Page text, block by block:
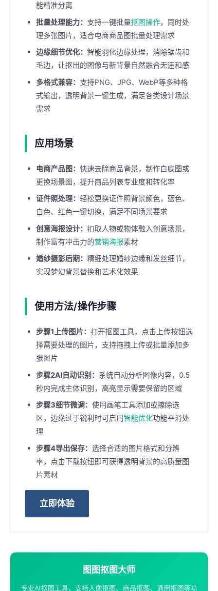
能精准分离
批量处理能力： 支持一键批量抠图操作，同时处
理多张图片，适合电商商品图批量处理需求
边缘细节优化： 智能羽化边缘处理，消除锯齿和
毛边，让抠出的图像与新背景自然融合无违和感
多格式兼容： 支持PNG、JPG、WebP等多种格
式输出，透明背景一键生成，满足各类设计场景
需求
应用场景
电商产品图： 快速去除商品背景，制作白底图或
更换场景图，提升商品列表专业度和转化率
证件照处理： 轻松更换证件照背景颜色，蓝色、
白色、红色一键切换，满足不同场景要求
创意海报设计： 扣取人物或物体融入创意场景，
制作富有冲击力的营销海报素材
婚纱摄影后期： 精细处理婚纱边缘和发丝细节，
实现梦幻背景替换和艺术化效果
使用方法/操作步骤
步骤1上传图片： 打开抠图工具，点击上传按钮选
择需要处理的图片，支持拖拽上传或批量添加多
张图片
步骤2AI自动识别： 系统自动分析图像内容，0.5
秒内完成主体识别，高亮显示需要保留的区域
步骤3细节微调： 使用画笔工具添加或擦除选
区，边缘过于锐利时可启用智能优化功能平滑处
理
步骤4导出保存： 选择合适的图片格式和分辨
率，点击下载按钮即可获得透明背景的高质量图
片素材
立即体验
图图抠图大师
专业AI抠图工具，支持人像抠图、商品抠图、通用抠图等功